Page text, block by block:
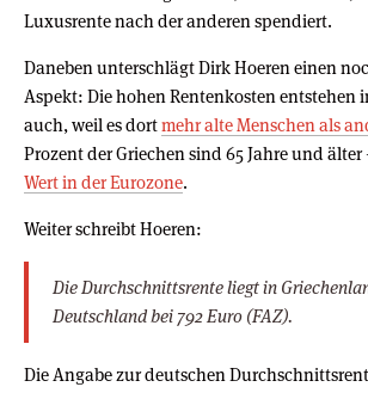
Luxusrente nach der anderen spendiert.
Daneben unterschlägt Dirk Hoeren einen
Aspekt: Die hohen Rentenkosten entstehen
auch, weil es dortmehr alte Menschen als
Prozent der Griechen sind 65 Jahre und
Wert in der Eurozone.
Weiter schreibt Hoeren:
Die Durchschnittsrente liegt in
Deutschland bei 792 Euro (FAZ).
Die Angabe zur deutschen